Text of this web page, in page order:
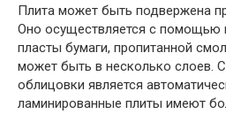
Плита может быть подвержена
Оно осуществляется с помощью
пласты бумаги, пропитанной
может быть в несколько слоев.
облицовки является
ламинированные плиты имеют